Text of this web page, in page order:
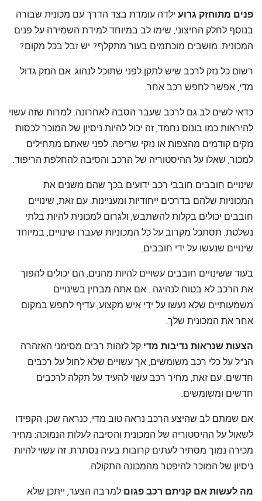
פנים מתוחזק גרוע ילדה עומדת בצד הדרך עם מכונית שבורה
בנוסף לחלק החיצוני, שימו לב במיוחד למידת השמירה על פנים
המכונית. מושבים מוכתמים בעור מתקלף? יש זבל בכל מקום?
רשום כל נזק לרכב שיש לתקן לפני שתוכל לנהוג. אם הנזק גדול
מדי, אפשר לחפש רכב אחר.
כדאי לשים לב גם לרכב שעבר הסבה לאחרונה. למרות שזה עשוי
להיראות כמו בונוס נחמד, זה יכול להיות ניסיון של המוכר לכסות
נזקים קודמים מהצפות או נזקי שריפה. לפני שאתם מתחילים
למכור, שאלו על ההיסטוריה של הרכב והסיבה להחלפת הריפוד.
שינויים חובבים חובבי רכב ידועים בכך שהם משנים את
המכוניות שלהם בדרכים ייחודיות ומעניינות. עם זאת, שינויים
חובבים יכולים בקלות להשתבש, ולגרום למכונית להיות בלתי
נשלטת. תסתכל מקרוב על כל המכוניות שעברו שינויים, במיוחד
שינויים שנעשו על ידי חובבים.
בעוד ששינויים חובבים עשויים להיות מהנים, הם יכולים להפוך
את הרכב לא בטוח לנהיגה . אם אתה מבחין בשינויים
משמעותיים שלא נעשו על ידי איש מקצוע, עדיף לחפש במקום
אחר את המכונית שלך.
הצעות שנראות נדיבות מדי קל לזהות רבים מסימני האזהרה
הנ"ל על כלי רכב משומשים, אך עשויים שלא לחול על רכבים
חדשים. עם זאת, מחיר רכב עשוי להעיד על תקלה לרכבים
חדשים ומשומשים.
אם שמתם לב שהיצע הרכב נראה טוב מדי, כנראה שכן. הקפידו
לשאול על ההיסטוריה של המכונית והסיבה לעלות הנמוכה; מחיר
מכירה נמוך מסתיר לעתים קרובות בעיה נסתרת. זה עשוי להיות
ניסיון של המוכר להיפטר מהמכונה התקולה.
מה לעשות אם קניתם רכב פגום למרבה הצער, ייתכן שלא